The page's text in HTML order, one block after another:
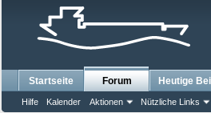
Startseite Forum
Hilfe Kalender Aktionen Nützliche Links
Heutige